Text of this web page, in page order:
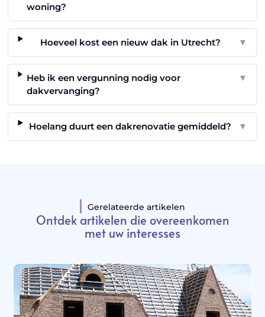
woning?
Hoeveel kost een nieuw dak in Utrecht? ▼
Heb ik een vergunning nodig voor
dakvervanging?
▼
Hoelang duurt een dakrenovatie gemiddeld? ▼
Gerelateerde artikelen
Ontdek artikelen die overeenkomen
met uw interesses